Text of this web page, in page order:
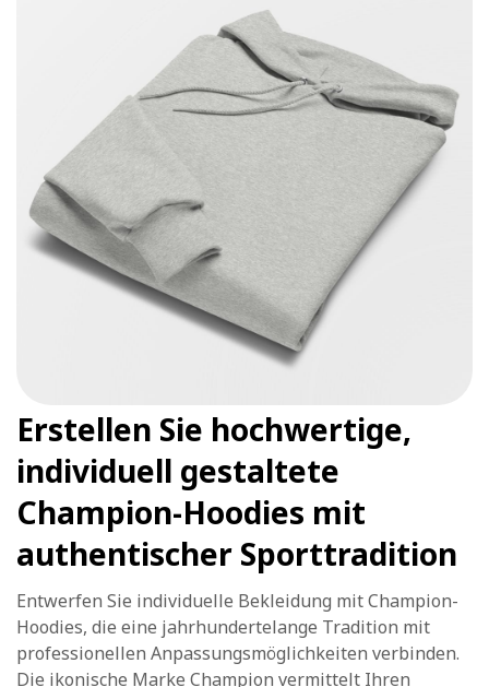
Erstellen Sie hochwertige,
individuell gestaltete
Champion-Hoodies mit
authentischer Sporttradition
Entwerfen Sie individuelle Bekleidung mit Champion-
Hoodies, die eine jahrhundertelange Tradition mit
professionellen Anpassungsmöglichkeiten verbinden.
Die ikonische Marke Champion vermittelt Ihren